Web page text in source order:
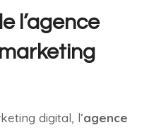
l’agence
digital, l’agence